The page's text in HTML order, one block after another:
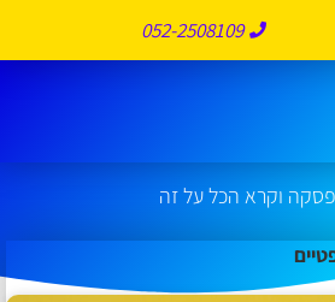
052-2508109
וקרא הכל על זה